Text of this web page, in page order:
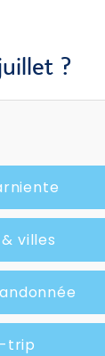
?
villes
trip